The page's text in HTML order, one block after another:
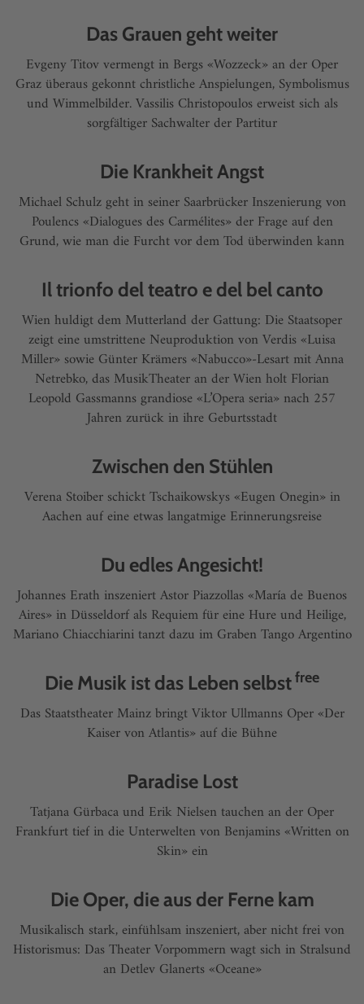
Das Grauen geht weiter
Evgeny Titov vermengt in Bergs «Wozzeck» an der Oper
Graz überaus gekonnt christliche Anspielungen, Symbolismus
und Wimmelbilder. Vassilis Christopoulos erweist sich als
sorgfältiger Sachwalter der Partitur
Die Krankheit Angst
Michael Schulz geht in seiner Saarbrücker Inszenierung von
Poulencs «Dialogues des Carmélites» der Frage auf den
Grund, wie man die Furcht vor dem Tod überwinden kann
Il trionfo del teatro e del bel canto
Wien huldigt dem Mutterland der Gattung: Die Staatsoper
zeigt eine umstrittene Neuproduktion von Verdis «Luisa
Miller» sowie Günter Krämers «Nabucco»-Lesart mit Anna
Netrebko, das MusikTheater an der Wien holt Florian
Leopold Gassmanns grandiose «L’Opera seria» nach 257
Jahren zurück in ihre Geburtsstadt
Zwischen den Stühlen
Verena Stoiber schickt Tschaikowskys «Eugen Onegin» in
Aachen auf eine etwas langatmige Erinnerungsreise
Du edles Angesicht!
Johannes Erath inszeniert Astor Piazzollas «María de Buenos
Aires» in Düsseldorf als Requiem für eine Hure und Heilige,
Mariano Chiacchiarini tanzt dazu im Graben Tango Argentino
Die Musik ist das Leben selbstfree
Das Staatstheater Mainz bringt Viktor Ullmanns Oper «Der
Kaiser von Atlantis» auf die Bühne
Paradise Lost
Tatjana Gürbaca und Erik Nielsen tauchen an der Oper
Frankfurt tief in die Unterwelten von Benjamins «Written on
Skin» ein
Die Oper, die aus der Ferne kam
Musikalisch stark, einfühlsam inszeniert, aber nicht frei von
Historismus: Das Theater Vorpommern wagt sich in Stralsund
an Detlev Glanerts «Oceane»